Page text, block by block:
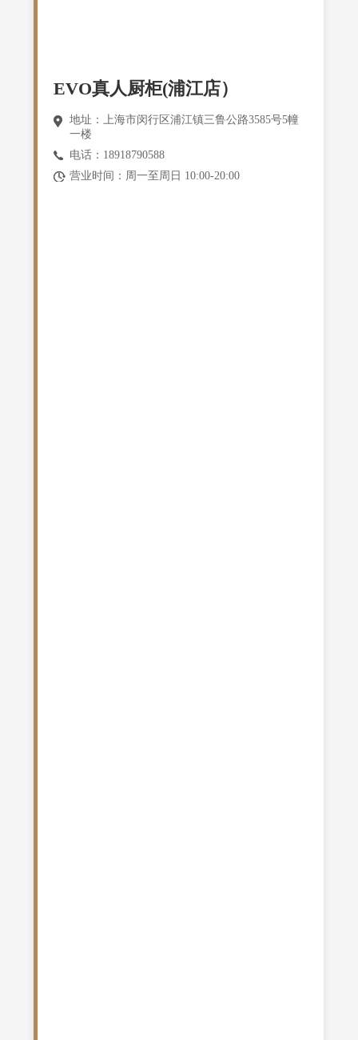
EVO真人厨柜(浦江店）
地址：上海市闵行区浦江镇三鲁公路3585号5幢
一楼
电话：18918790588
营业时间：周一至周日 10:00-20:00